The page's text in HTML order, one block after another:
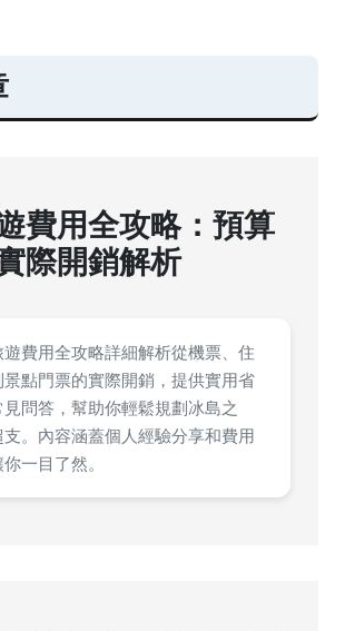
費用全攻略：預算
際開銷解析
費用全攻略詳細解析從機票、住
點門票的實際開銷，提供實用省
問答，幫助你輕鬆規劃冰島之
。內容涵蓋個人經驗分享和費用
一目了然。